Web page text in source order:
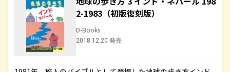
2-1983（初版復刻版）
D-Books
2018.12.20 発売